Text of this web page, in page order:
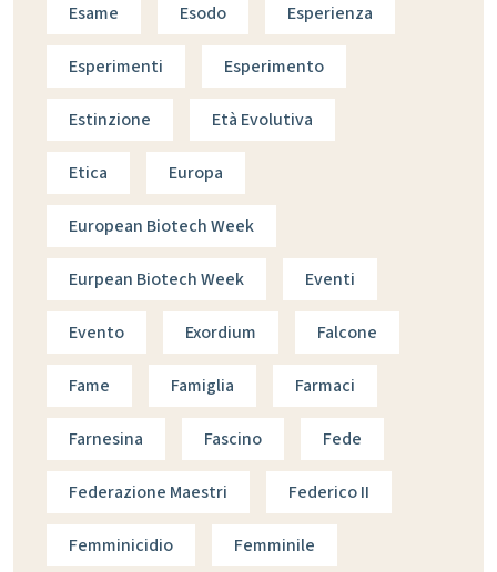
Esame Esodo Esperienza
Esperimenti Esperimento
Estinzione Età Evolutiva
Etica Europa
European Biotech Week
Eurpean Biotech Week Eventi
Evento Exordium Falcone
Fame Famiglia Farmaci
Farnesina Fascino Fede
Federazione Maestri Federico II
Femminicidio Femminile